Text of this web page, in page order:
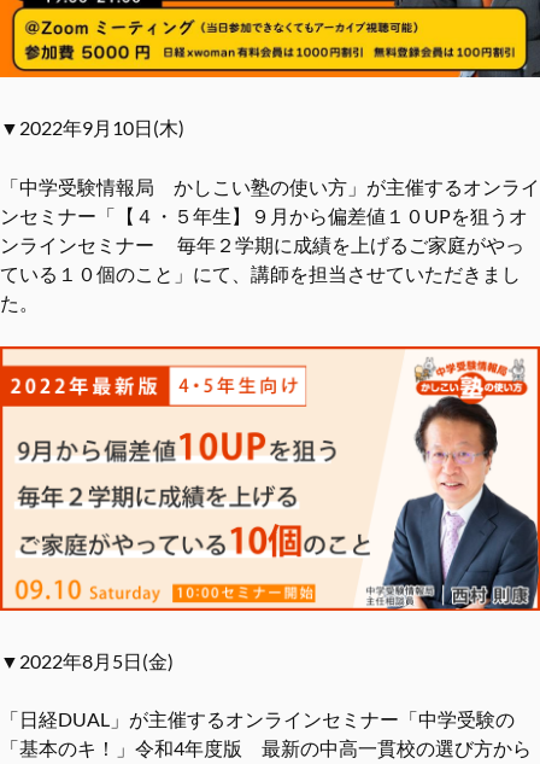
▼2022年9月10日(木)
「中学受験情報局 かしこい塾の使い方」が主催するオンライ
ンセミナー「【４・５年生】９月から偏差値１０UPを狙うオ
ンラインセミナー 毎年２学期に成績を上げるご家庭がやっ
ている１０個のこと」にて、講師を担当させていただきまし
た。
▼2022年8月5日(金)
「日経DUAL」が主催するオンラインセミナー「中学受験の
「基本のキ！」令和4年度版 最新の中高一貫校の選び方から